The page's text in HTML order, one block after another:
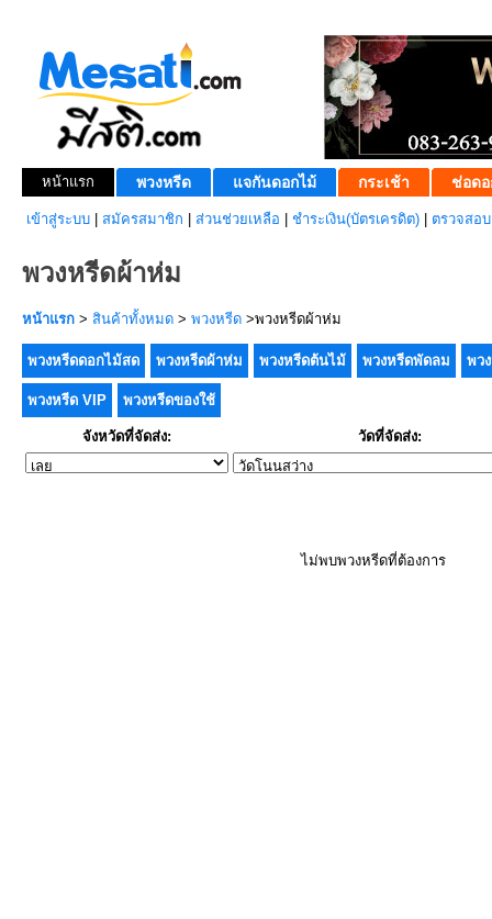
หน้าแรก พวงหรีด แจกันดอกไม้ กระเช้า ช่อดอ
เข้าสู่ระบบ สมัครสมาชิก ส่วนช่วยเหลือ ชำระเงิน(บัตรเครดิต) ตรวจสอ
พวงหรีดผ้าห่ม
หน้าแรก > สินค้าทั้งหมด > พวงหรีด >พวงหรีดผ้าห่ม
พวงหรีดดอกไม้สด พวงหรีดผ้าห่ม พวงหรีดต้นไม้ พวงหรีดพัดลม พว
พวงหรีด VIP พวงหรีดของใช้
จังหวัดที่จัดส่ง: วัดที่จัดส่ง:
ไม่พบพวงหรีดที่ต้องการ